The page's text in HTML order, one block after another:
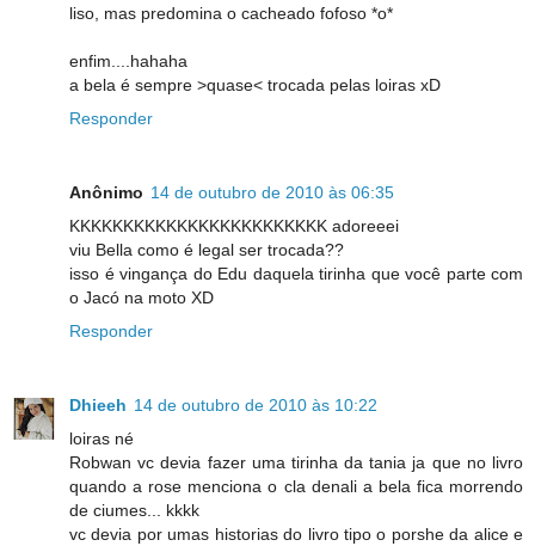
liso, mas predomina o cacheado fofoso *o*
enfim....hahaha
a bela é sempre >quase< trocada pelas loiras xD
Responder
Anônimo 14 de outubro de 2010 às 06:35
KKKKKKKKKKKKKKKKKKKKKKKK adoreeei
viu Bella como é legal ser trocada??
isso é vingança do Edu daquela tirinha que você parte com
o Jacó na moto XD
Responder
Dhieeh 14 de outubro de 2010 às 10:22
loiras né
Robwan vc devia fazer uma tirinha da tania ja que no livro
quando a rose menciona o cla denali a bela fica morrendo
de ciumes... kkkk
vc devia por umas historias do livro tipo o porshe da alice e